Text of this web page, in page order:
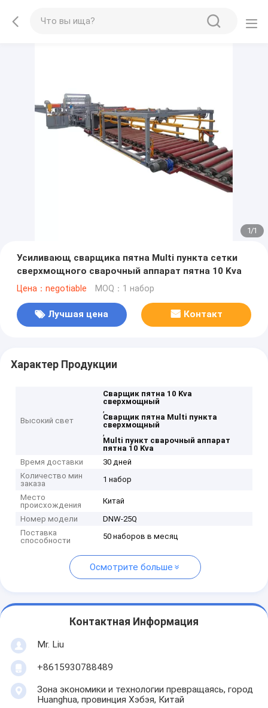
1/1
Усиливающ сварщика пятна Multi пункта сетки
сверхмощного сварочный аппарат пятна 10 Kva
Цена：negotiable MOQ：1 набор
Лучшая цена Контакт
Характер Продукции
Высокий свет
Сварщик пятна 10 Kva
сверхмощный
,
Сварщик пятна Multi пункта
сверхмощный
,
Multi пункт сварочный аппарат
пятна 10 Kva
Время доставки
30 дней
Количество мин
заказа
1 набор
Место
происхождения
Китай
Номер модели
DNW-25Q
Поставка
способности
50 наборов в месяц
Осмотрите больше
Контактная Информация
Mr. Liu
+8615930788489
Зона экономики и технологии превращаясь, город
Huanghua, провинция Хэбэя, Китай